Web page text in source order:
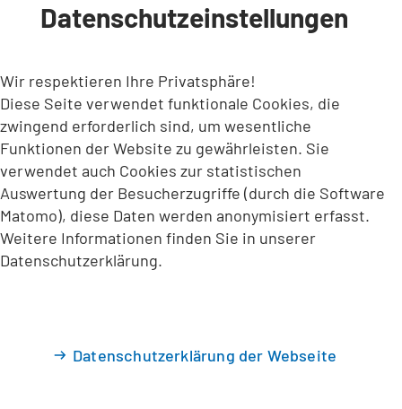
INHALT ANSPRINGEN
Datenschutzeinstellungen
Wir respektieren Ihre Privatsphäre!
Diese Seite verwendet funktionale Cookies, die
zwingend erforderlich sind, um wesentliche
Funktionen der Website zu gewährleisten. Sie
verwendet auch Cookies zur statistischen
Auswertung der Besucherzugriffe (durch die Software
Matomo), diese Daten werden anonymisiert erfasst.
Weitere Informationen finden Sie in unserer
Datenschutzerklärung.
Datenschutzerklärung der Webseite